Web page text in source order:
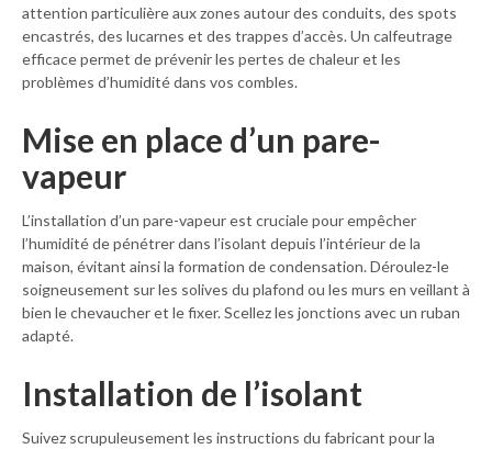
attention particulière aux zones autour des conduits, des spots
encastrés, des lucarnes et des trappes d’accès. Un calfeutrage
efficace permet de prévenir les pertes de chaleur et les
problèmes d’humidité dans vos combles.
Mise en place d’un pare-
vapeur
L’installation d’un pare-vapeur est cruciale pour empêcher
l’humidité de pénétrer dans l’isolant depuis l’intérieur de la
maison, évitant ainsi la formation de condensation. Déroulez-le
soigneusement sur les solives du plafond ou les murs en veillant à
bien le chevaucher et le fixer. Scellez les jonctions avec un ruban
adapté.
Installation de l’isolant
Suivez scrupuleusement les instructions du fabricant pour la